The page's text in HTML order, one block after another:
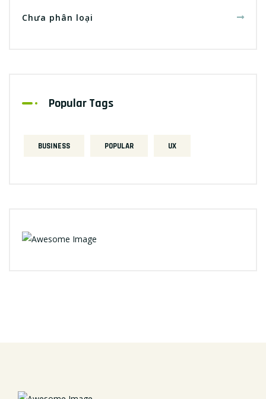
Chưa phân loại
Popular Tags
BUSINESS POPULAR UX